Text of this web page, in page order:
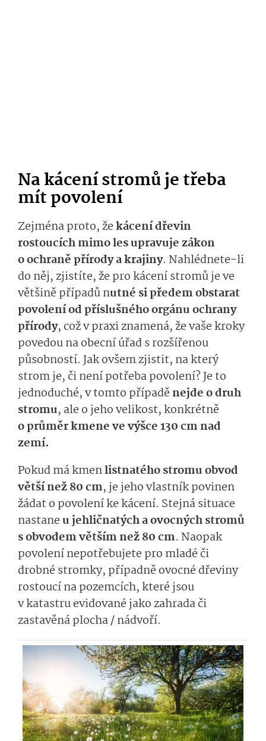
Na kácení stromů je třeba
mít povolení
Zejména proto, žekácení dřevin
rostoucích mimo les upravuje zákon
o ochraně přírody a krajiny. Nahlédnete-li
do něj, zjistíte, že pro kácení stromů je ve
většině případů nutné si předem obstarat
povolení od příslušného orgánu ochrany
přírody, což v praxi znamená, že vaše kroky
povedou na obecní úřad s rozšířenou
působností. Jak ovšem zjistit, na který
strom je, či není potřeba povolení? Je to
jednoduché, v tomto případěnejde o druh
stromu, ale o jeho velikost, konkrétně
o průměr kmene ve výšce 130 cm nad
zemí.
Pokud má kmenlistnatého stromu obvod
větší než 80 cm, je jeho vlastník povinen
žádat o povolení ke kácení. Stejná situace
nastaneu jehličnatých a ovocných stromů
s obvodem větším než 80 cm. Naopak
povolení nepotřebujete pro mladé či
drobné stromky, případně ovocné dřeviny
rostoucí na pozemcích, které jsou
v katastru evidované jako zahrada či
zastavěná plocha / nádvoří.